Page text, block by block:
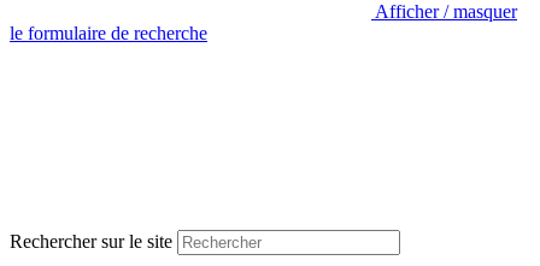
Afficher / masquer
le formulaire de recherche
Rechercher sur le site